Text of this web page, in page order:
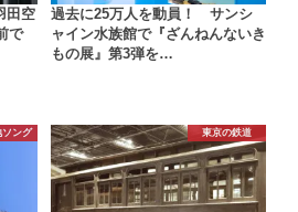
田空
で
過去に25万人を動員！ サンシ
ャイン水族館で『ざんねんないき
もの展』第3弾を…
ソング 東京の鉄道